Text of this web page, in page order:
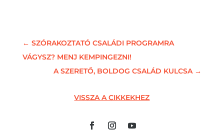
← SZÓRAKOZTATÓ CSALÁDI PROGRAMRA
VÁGYSZ? MENJ KEMPINGEZNI!
A SZERETŐ, BOLDOG CSALÁD KULCSA →
VISSZA A CIKKEKHEZ